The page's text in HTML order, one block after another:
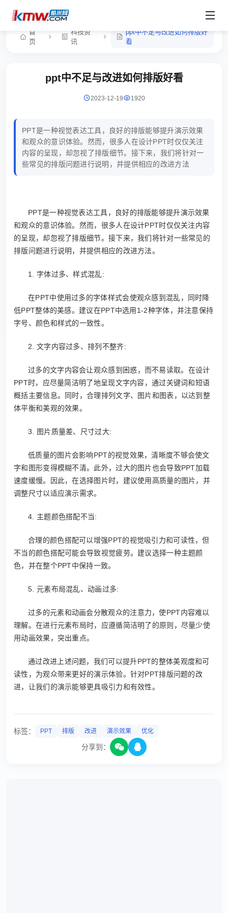
首
页
科技资
讯
ppt中不足与改进如何排版好
看
ppt中不足与改进如何排版好看
2023-12-19 1920
PPT是一种视觉表达工具，良好的排版能够提升演示效果
和观众的意识体验。然而，很多人在设计PPT时仅仅关注
内容的呈现，却忽视了排版细节。接下来，我们将针对一
些常见的排版问题进行说明，并提供相应的改进方法
PPT是一种视觉表达工具，良好的排版能够提升演示效果
和观众的意识体验。然而，很多人在设计PPT时仅仅关注内容
的呈现，却忽视了排版细节。接下来，我们将针对一些常见的
排版问题进行说明，并提供相应的改进方法。
1. 字体过多、样式混乱:
在PPT中使用过多的字体样式会使观众感到混乱，同时降
低PPT整体的美感。建议在PPT中选用1-2种字体，并注意保持
字号、颜色和样式的一致性。
2. 文字内容过多、排列不整齐:
过多的文字内容会让观众感到困惑，而不易读取。在设计
PPT时，应尽量简洁明了地呈现文字内容，通过关键词和短语
概括主要信息。同时，合理排列文字、图片和图表，以达到整
体平衡和美观的效果。
3. 图片质量差、尺寸过大:
低质量的图片会影响PPT的视觉效果，清晰度不够会使文
字和图形变得模糊不清。此外，过大的图片也会导致PPT加载
速度缓慢。因此，在选择图片时，建议使用高质量的图片，并
调整尺寸以适应演示需求。
4. 主题颜色搭配不当:
合理的颜色搭配可以增强PPT的视觉吸引力和可读性，但
不当的颜色搭配可能会导致视觉疲劳。建议选择一种主题颜
色，并在整个PPT中保持一致。
5. 元素布局混乱、动画过多:
过多的元素和动画会分散观众的注意力，使PPT内容难以
理解。在进行元素布局时，应遵循简洁明了的原则，尽量少使
用动画效果，突出重点。
通过改进上述问题，我们可以提升PPT的整体美观度和可
读性，为观众带来更好的演示体验。针对PPT排版问题的改
进，让我们的演示能够更具吸引力和有效性。
标签： PPT 排版 改进 演示效果 优化
分享到：